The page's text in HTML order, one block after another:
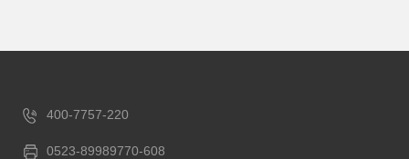
400-7757-220
0523-89989770-608